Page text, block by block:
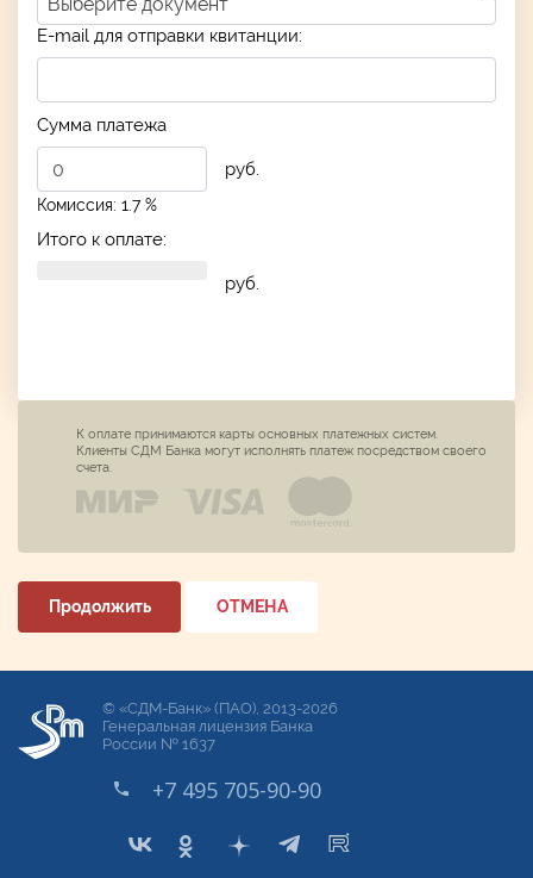
E-mail для отправки квитанции:
Сумма платежа
Комиссия: 1.7 %
руб.
Итого к оплате:
руб.
К оплате принимаются карты основных платежных систем.
Клиенты СДМ Банка могут исполнять платеж посредством своего
счета.
Продолжить ОТМЕНА
© «СДМ-Банк» (ПАО), 2013-2026
Генеральная лицензия Банка
России № 1637
+7 495 705-90-90